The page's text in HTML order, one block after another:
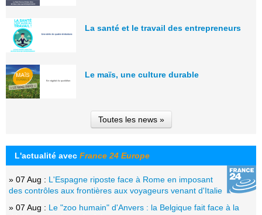
La santé et le travail des entrepreneurs
Le maïs, une culture durable
Toutes les news »
L'actualité avec France 24 Europe
» 07 Aug : L'Espagne riposte face à Rome en imposant
des contrôles aux frontières aux voyageurs venant d'Italie
» 07 Aug : Le "zoo humain" d'Anvers : la Belgique fait face à la